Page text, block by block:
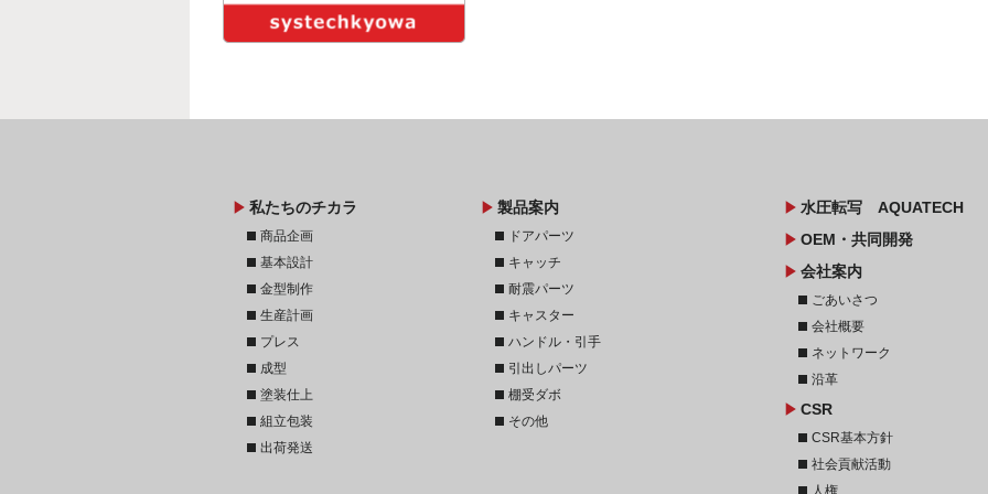
play_arrow 私たちのチカラ
stop 商品企画
stop 基本設計
stop 金型制作
stop 生産計画
stop プレス
stop 成型
stop 塗装仕上
stop 組立包装
stop 出荷発送
play_arrow 製品案内
stop ドアパーツ
stop キャッチ
stop 耐震パーツ
stop キャスター
stop ハンドル・引手
stop 引出しパーツ
stop 棚受ダボ
stop その他
play_arrow 水圧転写 AQUATECH
play_arrow OEM・共同開発
play_arrow 会社案内
stop ごあいさつ
stop 会社概要
stop ネットワーク
stop 沿革
play_arrow CSR
stop CSR基本方針
stop 社会貢献活動